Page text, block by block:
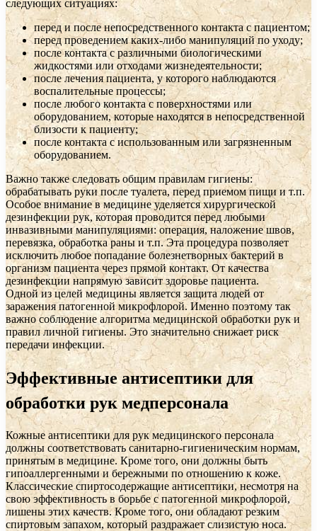
следующих ситуациях:
перед и после непосредственного контакта с пациентом;
перед проведением каких-либо манипуляций по уходу;
после контакта с различными биологическими
жидкостями или отходами жизнедеятельности;
после лечения пациента, у которого наблюдаются
воспалительные процессы;
после любого контакта с поверхностями или
оборудованием, которые находятся в непосредственной
близости к пациенту;
после контакта с использованным или загрязненным
оборудованием.
Важно также следовать общим правилам гигиены:
обрабатывать руки после туалета, перед приемом пищи и т.п.
Особое внимание в медицине уделяется хирургической
дезинфекции рук, которая проводится перед любыми
инвазивными манипуляциями: операция, наложение швов,
перевязка, обработка раны и т.п. Эта процедура позволяет
исключить любое попадание болезнетворных бактерий в
организм пациента через прямой контакт. От качества
дезинфекции напрямую зависит здоровье пациента.
Одной из целей медицины является защита людей от
заражения патогенной микрофлорой. Именно поэтому так
важно соблюдение алгоритма медицинской обработки рук и
правил личной гигиены. Это значительно снижает риск
передачи инфекции.
Эффективные антисептики для
обработки рук медперсонала
Кожные антисептики для рук медицинского персонала
должны соответствовать санитарно-гигиеническим нормам,
принятым в медицине. Кроме того, они должны быть
гипоаллергенными и бережными по отношению к коже.
Классические спиртосодержащие антисептики, несмотря на
свою эффективность в борьбе с патогенной микрофлорой,
лишены этих качеств. Кроме того, они обладают резким
спиртовым запахом, который раздражает слизистую носа.